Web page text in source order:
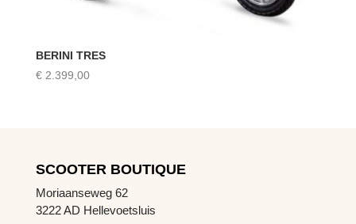
BERINI TRES
€2.399,00
SCOOTER BOUTIQUE
Moriaanseweg 62
3222 AD Hellevoetsluis